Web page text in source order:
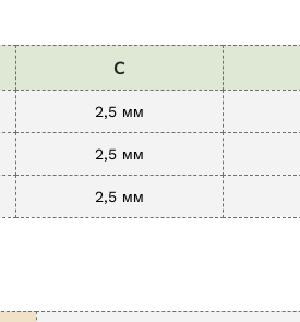
C
2,5 мм
2,5 мм
2,5 мм